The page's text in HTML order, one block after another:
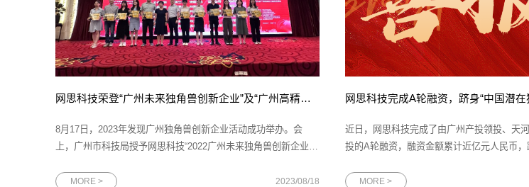
网思科技荣登“广州未来独角兽创新企业”及“广州高精尖企业”双政府榜单
8月17日，2023年发现广州独角兽创新企业活动成功举办。会
上，广州市科技局授予网思科技“2022广州未来独角兽创新企业”
新企业及“高精尖”企业两项证书在由广州市科技局指导、广州市科
MORE > 2023/08/18
网思科技完成A轮融资，跻身“中国潜在
近日，网思科技完成了由广州产投领投、天
投的A轮融资，融资金额累计近亿元人民币，
人资格的非外资控股企业，且成立5年之内最
MORE >